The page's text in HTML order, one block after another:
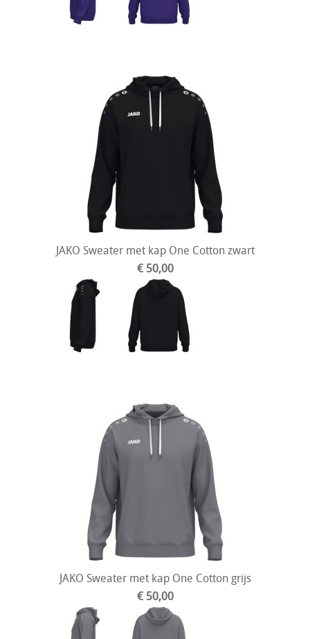
JAKO Sweater met kap One Cotton zwart
€ 50,00
JAKO Sweater met kap One Cotton grijs
€ 50,00